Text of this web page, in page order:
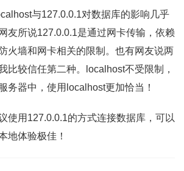
与127.0.0.1对数据库的影响几乎
友所说127.0.0.1是通过网卡传输，依赖
火墙和网卡相关的限制。也有网友说两
比较信任第二种。localhost不受限制，
务器中，使用localhost更加恰当！
使用127.0.0.1的方式连接数据库，可以
地体验极佳！